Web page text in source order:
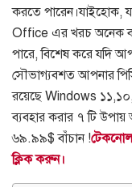
করতে পারেন।যাইহোক,
Office এর খরচ অনেক
পারে,বিশেষ করে যদি
সৌভাগ্যবশত আপনার
রয়েছে Windows
ব্যবহার করার ৭ টি
৬৯.৯৯$ বাঁচান !
ক্লিক করুন।